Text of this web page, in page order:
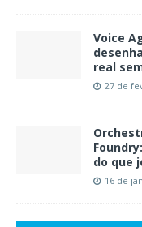
Voice
real
27 de
do que
16 de